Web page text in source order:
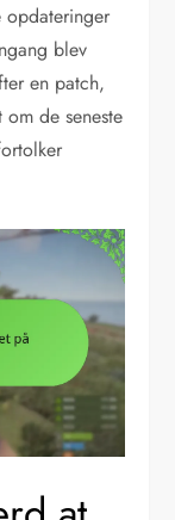
opdateringer
blev
en patch,
de seneste